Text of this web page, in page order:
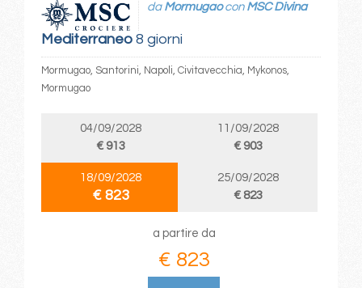
Mediterraneo8 giorni
da Mormugaocon MSC Divina
Mormugao, Santorini, Napoli, Civitavecchia, Mykonos,
Mormugao
04/09/2028
€ 913
11/09/2028
€ 903
18/09/2028
€ 823
25/09/2028
€ 823
a partire da
€ 823